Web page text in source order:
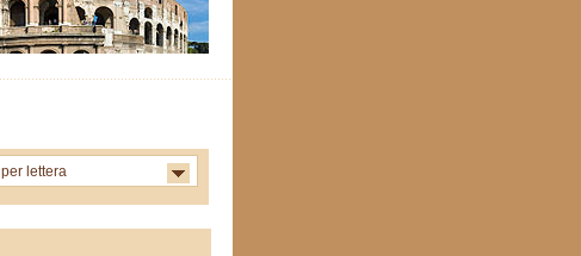
per lettera